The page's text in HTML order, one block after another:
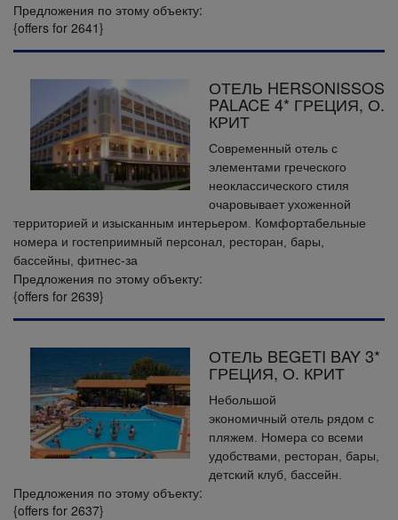
Предложения по этому объекту:
{offers for 2641}
ОТЕЛЬ HERSONISSOS
PALACE 4* ГРЕЦИЯ, О.
КРИТ
Cовременный отель с
элементами греческого
неоклассического стиля
очаровывает ухоженной
территорией и изысканным интерьером. Комфортабельные
номера и гостеприимный персонал, ресторан, бары,
бассейны, фитнес-за
Предложения по этому объекту:
{offers for 2639}
ОТЕЛЬ BEGETI BAY 3*
ГРЕЦИЯ, О. КРИТ
Небольшой
экономичный отель рядом с
пляжем. Номера со всеми
удобствами, ресторан, бары,
детский клуб, бассейн.
Предложения по этому объекту:
{offers for 2637}